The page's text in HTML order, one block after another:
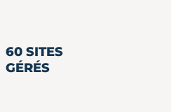
60 SITES
GÉRÉS